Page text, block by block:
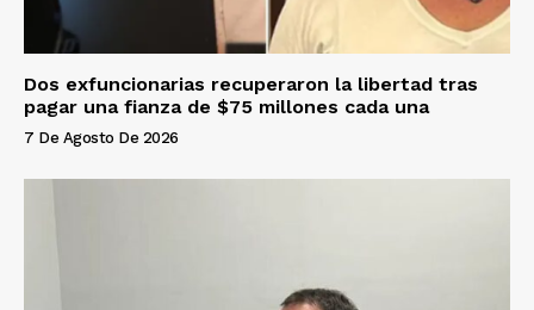
Dos exfuncionarias recuperaron la libertad tras
pagar una fianza de $75 millones cada una
7 De Agosto De 2026